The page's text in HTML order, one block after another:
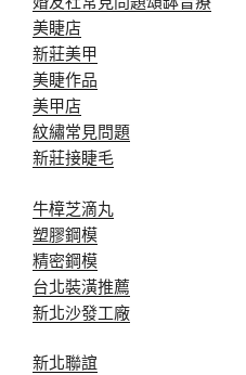
美睫店
新莊美甲
美睫作品
美甲店
紋繡常見問題
新莊接睫毛
牛樟芝滴丸
塑膠鋼模
精密鋼模
台北裝潢推薦
新北沙發工廠
新北聯誼